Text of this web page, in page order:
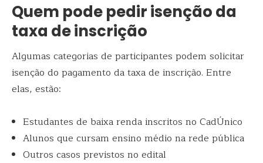
Quem pode pedir isenção da
taxa de inscrição
Algumas categorias de participantes podem solicitar
isenção do pagamento da taxa de inscrição. Entre
elas, estão:
Estudantes de baixa renda inscritos no CadÚnico
Alunos que cursam ensino médio na rede pública
Outros casos previstos no edital